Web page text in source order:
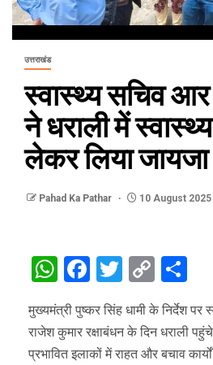
उत्तराखंड
स्वास्थ्य सचिव
ने धराली में
लेकर लिया जायजा
Pahad Ka Pathar 10 August 2025
WhatsApp
Facebook
Twitter
Copy
Link
मुख्यमंत्री पुष्कर सिंह धामी के निर्देश पर
राजेश कुमार रक्षाबंधन के दिन धराली
प्रभावित इलाकों में राहत और बचाव